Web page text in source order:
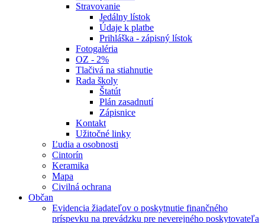
Stravovanie
Jedálny lístok
Údaje k platbe
Prihláška - zápisný lístok
Fotogaléria
OZ - 2%
Tlačivá na stiahnutie
Rada školy
Štatút
Plán zasadnutí
Zápisnice
Kontakt
Užitočné linky
Ľudia a osobnosti
Cintorín
Keramika
Mapa
Civilná ochrana
Občan
Evidencia žiadateľov o poskytnutie finančného
príspevku na prevádzku pre neverejného poskytovateľa